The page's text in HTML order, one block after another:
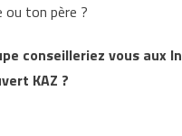
ton père ?
conseilleriez vous aux
KAZ ?